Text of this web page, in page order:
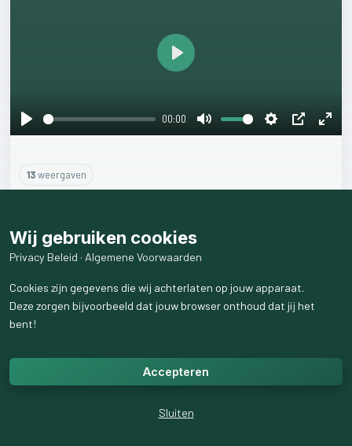
Play
00:00
Mute Settings
PIP
Enter
Play
13weergaven
Wij gebruiken cookies
Privacy Beleid · Algemene Voorwaarden
Cookies zijn gegevens die wij achterlaten op jouw apparaat.
Deze zorgen bijvoorbeeld dat jouw browser onthoud dat jij het
bent!
Accepteren
Sluiten